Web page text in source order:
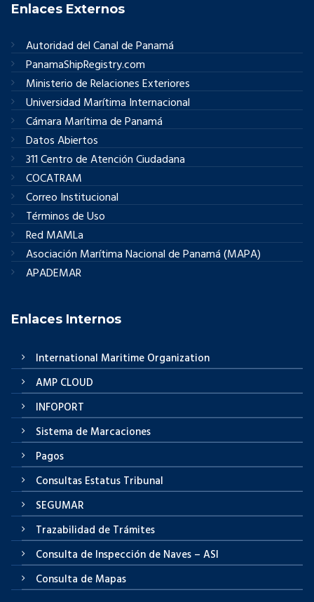
Enlaces Externos
Autoridad del Canal de Panamá
PanamaShipRegistry.com
Ministerio de Relaciones Exteriores
Universidad Marítima Internacional
Cámara Marítima de Panamá
Datos Abiertos
311 Centro de Atención Ciudadana
COCATRAM
Correo Institucional
Términos de Uso
Red MAMLa
Asociación Marítima Nacional de Panamá (MAPA)
APADEMAR
Enlaces Internos
International Maritime Organization
AMP CLOUD
INFOPORT
Sistema de Marcaciones
Pagos
Consultas Estatus Tribunal
SEGUMAR
Trazabilidad de Trámites
Consulta de Inspección de Naves – ASI
Consulta de Mapas